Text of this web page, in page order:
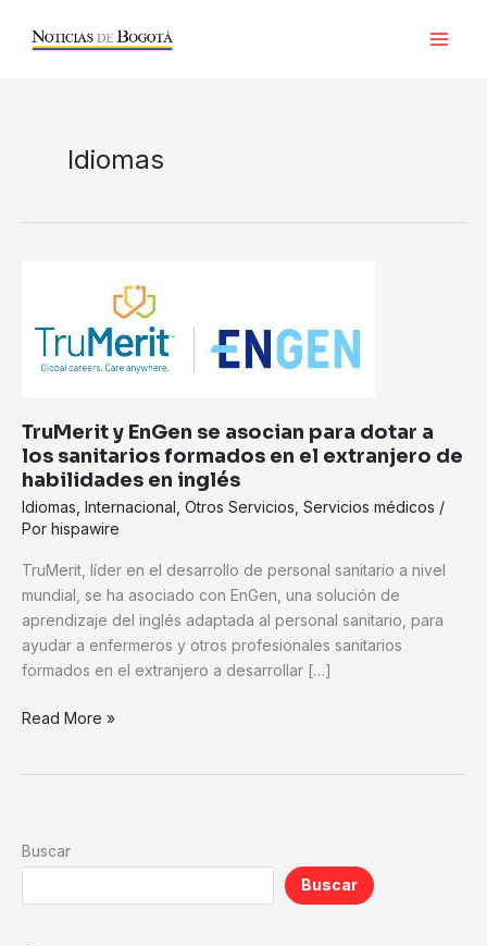
Idiomas
TruMerit y EnGen se asocian para dotar a
los sanitarios formados en el extranjero de
habilidades en inglés
Idiomas Internacional Otros Servicios Servicios médicos /
Por hispawire
TruMerit, líder en el desarrollo de personal sanitario a nivel
mundial, se ha asociado con EnGen, una solución de
aprendizaje del inglés adaptada al personal sanitario, para
ayudar a enfermeros y otros profesionales sanitarios
formados en el extranjero a desarrollar […]
EnGen
asocian
dotar
a
los
sanitarios
formados
el
extranjero
de
habilidades
en
Read More »
Buscar
Buscar